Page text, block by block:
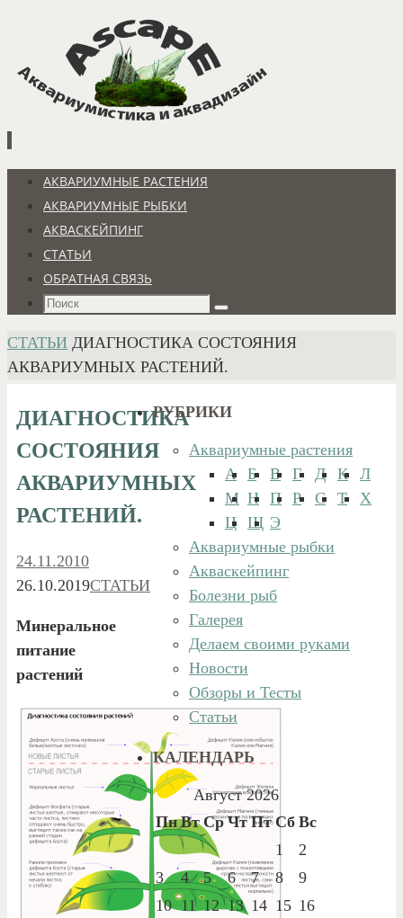
содержимому
Перейти
содержимому
АКВАРИУМНЫЕ РАСТЕНИЯ
АКВАРИУМНЫЕ РЫБКИ
АКВАСКЕЙПИНГ
СТАТЬИ
ОБРАТНАЯ СВЯЗЬ
Что
Поиск
ГЛАВНАЯ
СТАТЬИ ДИАГНОСТИКА СОСТОЯНИЯ
АКВАРИУМНЫХ РАСТЕНИЙ.
ДИАГНОСТИКА
СОСТОЯНИЯ
АКВАРИУМНЫХ
РАСТЕНИЙ.
24.11.2010
26.10.2019СТАТЬИ
Минеральное
питание
растений
РУБРИКИ
Аквариумные растения
А Б В Г Д К
Л
М Н П Р С Т
Х
Ц Щ Э
Аквариумные рыбки
Акваскейпинг
Болезни рыб
Галерея
Делаем своими руками
Новости
Обзоры и Тесты
Статьи
КАЛЕНДАРЬ
Август 2026
Пн Вт Ср Чт Пт Сб Вс
1
2
3
4 5 6 7 8
9
10 11 12 13 14 15 16